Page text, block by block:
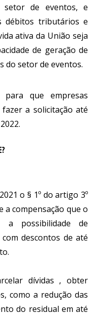
setor de eventos, e
débitos tributários e
ativa da União seja
de geração de
do setor de eventos.
para que empresas
a solicitação até
o § 1º do artigo 3º
a possibilidade de
descontos de até
dívidas , obter
como a redução das
do residual em até